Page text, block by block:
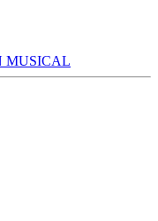
MUSICAL